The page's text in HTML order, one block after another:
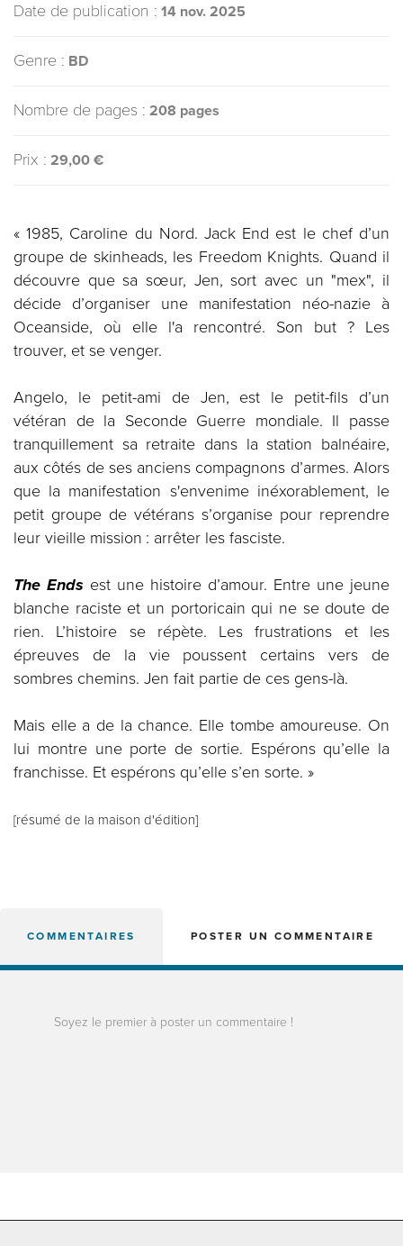
Date de publication : 14 nov. 2025
Genre : BD
Nombre de pages : 208 pages
Prix : 29,00 €
« 1985, Caroline du Nord. Jack End est le chef d’un
groupe de skinheads, les Freedom Knights. Quand il
découvre que sa sœur, Jen, sort avec un "mex", il
décide d’organiser une manifestation néo-nazie à
Oceanside, où elle l'a rencontré. Son but ? Les
trouver, et se venger.
Angelo, le petit-ami de Jen, est le petit-fils d’un
vétéran de la Seconde Guerre mondiale. Il passe
tranquillement sa retraite dans la station balnéaire,
aux côtés de ses anciens compagnons d’armes. Alors
que la manifestation s'envenime inéxorablement, le
petit groupe de vétérans s’organise pour reprendre
leur vieille mission : arrêter les fasciste.
The Ends est une histoire d’amour. Entre une jeune
blanche raciste et un portoricain qui ne se doute de
rien. L’histoire se répète. Les frustrations et les
épreuves de la vie poussent certains vers de
sombres chemins. Jen fait partie de ces gens-là.
Mais elle a de la chance. Elle tombe amoureuse. On
lui montre une porte de sortie. Espérons qu’elle la
franchisse. Et espérons qu’elle s’en sorte. »
[résumé de la maison d'édition]
COMMENTAIRES POSTER UN COMMENTAIRE
Soyez le premier à poster un commentaire !